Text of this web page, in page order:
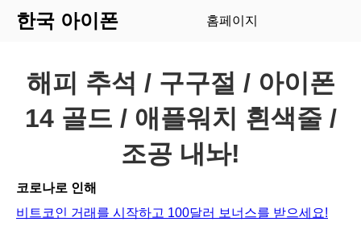
한국 아이폰 홈페이지
해피 추석 / 구구절 / 아이폰
14 골드 / 애플워치 흰색줄 /
조공 내놔!
코로나로 인해
비트코인 거래를 시작하고 100달러 보너스를 받으세요!